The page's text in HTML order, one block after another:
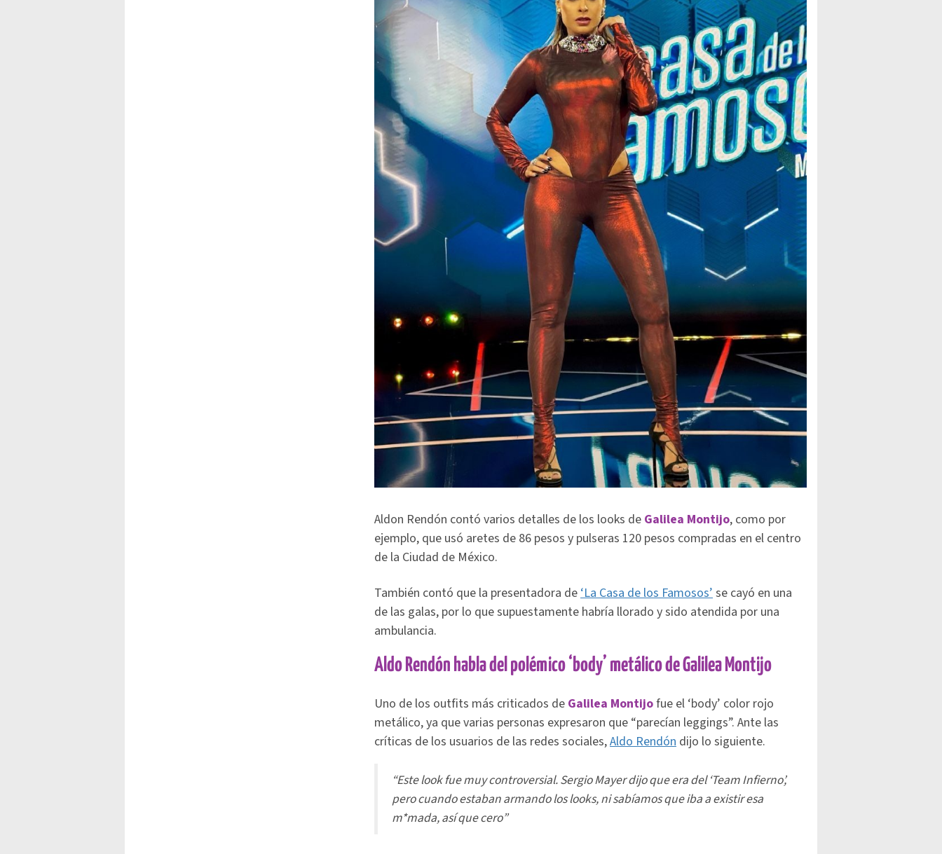
Aldon Rendón contó varios detalles de los looks de Galilea Montijo, como por
ejemplo, que usó aretes de 86 pesos y pulseras 120 pesos compradas en el centro
de la Ciudad de México.
También contó que la presentadora de‘La Casa de los Famosos’se cayó en una
de las galas, por lo que supuestamente habría llorado y sido atendida por una
ambulancia.
Aldo Rendón habla del polémico ‘body’ metálico de Galilea Montijo
Uno de los outfits más criticados de Galilea Montijofue el ‘body’ color rojo
metálico, ya que varias personas expresaron que “parecían leggings”. Ante las
críticas de los usuarios de las redes sociales,Aldo Rendón dijo lo siguiente.
“Este look fue muy controversial. Sergio Mayer dijo que era del ‘Team Infierno’,
pero cuando estaban armando los looks, ni sabíamos que iba a existir esa
m*mada, así que cero”